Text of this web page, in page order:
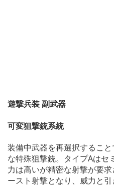
遊撃兵装 副武器
可変狙撃銃系統
装備中武器を再選択するこ
な特殊狙撃銃。タイプAはセ
力は高いが精密な射撃が要
ースト射撃となり、威力と